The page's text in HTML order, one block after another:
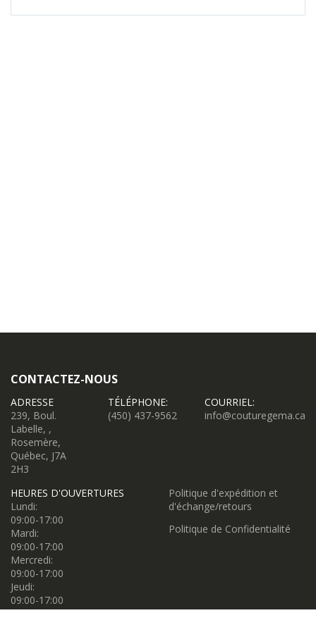
CONTACTEZ-NOUS
ADRESSE
239, Boul.
Labelle, ,
Rosemère,
Québec, J7A
2H3
TÉLÉPHONE:
(450) 437-9562
COURRIEL:
info@couturegema.ca
HEURES D'OUVERTURES
Lundi:
09:00-17:00
Mardi:
09:00-17:00
Mercredi:
09:00-17:00
Jeudi:
09:00-17:00
Vendredi:
Politique d'expédition et
d'échange/retours
Politique de Confidentialité